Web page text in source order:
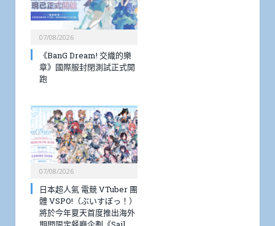
07/08/2026
《BanG Dream! 交織的樂
章》國際服封閉測試正式開
跑
07/08/2026
日本超人氣 電競 VTuber 團
體 VSPO!（ぶいすぽっ！）
將於今年夏天首度推出海外